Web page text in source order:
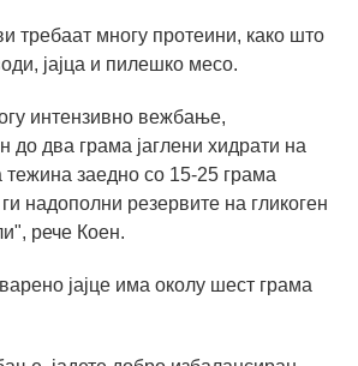
требаат многу протеини, како што
јајца и пилешко месо.
интензивно вежбање,
до два грама јаглени хидрати на
тежина заедно со 15-25 грама
надополни резервите на гликоген
рече Коен.
јајце има околу шест грама